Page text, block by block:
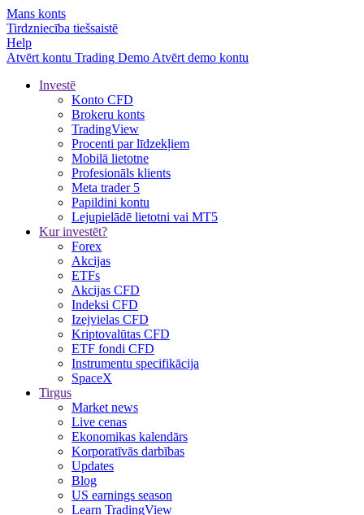
Mans konts
Tirdzniecība tiešsaistē
Help
Atvērt kontu Trading Demo Atvērt demo kontu
Investē
Konto CFD
Brokeru konts
TradingView
Procenti par līdzekļiem
Mobilā lietotne
Profesionāls klients
Meta trader 5
Papildini kontu
Lejupielādē lietotni vai MT5
Kur investēt?
Forex
Akcijas
ETFs
Akcijas CFD
Indeksi CFD
Izejvielas CFD
Kriptovalūtas CFD
ETF fondi CFD
Instrumentu specifikācija
SpaceX
Tirgus
Market news
Live cenas
Ekonomikas kalendārs
Korporatīvās darbības
Updates
Blog
US earnings season
Learn TradingView